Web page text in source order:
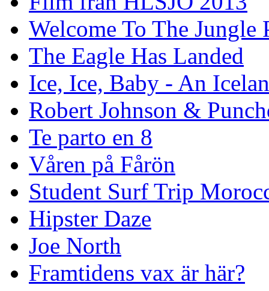
Welcome To The Jungle
The Eagle Has Landed
Ice, Ice, Baby - An
Robert Johnson &
Te parto en 8
Våren på Fårön
Student Surf Trip
Hipster Daze
Joe North
Framtidens vax är här?